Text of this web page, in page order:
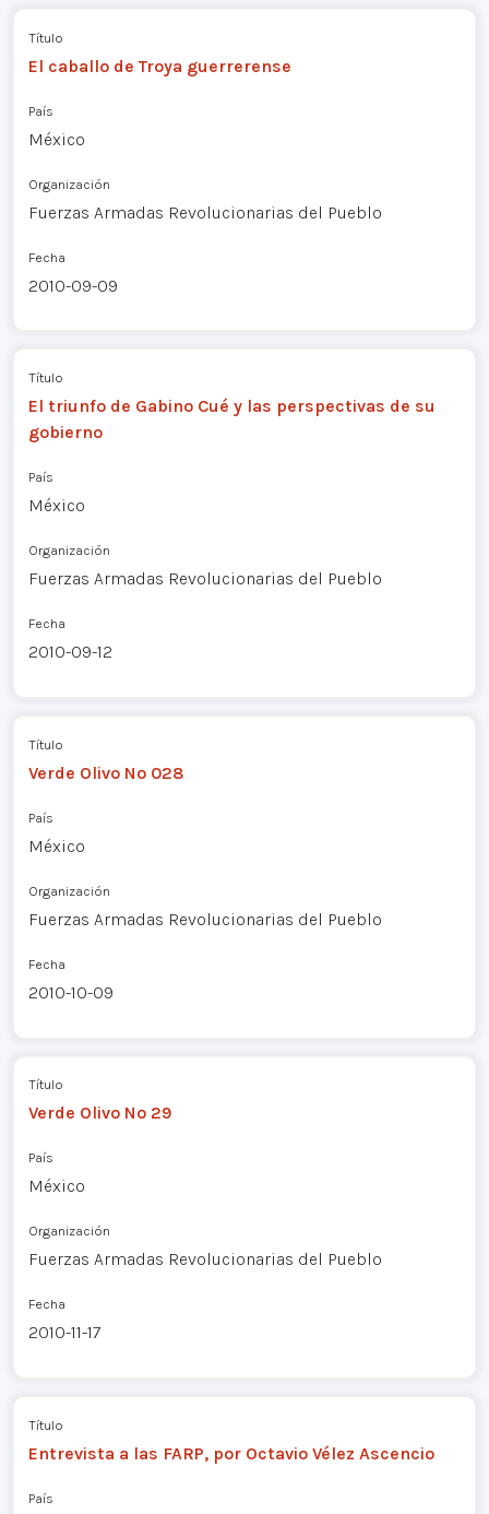
Título
El caballo de Troya guerrerense
País
México
Organización
Fuerzas Armadas Revolucionarias del Pueblo
Fecha
2010-09-09
Título
El triunfo de Gabino Cué y las perspectivas de su
gobierno
País
México
Organización
Fuerzas Armadas Revolucionarias del Pueblo
Fecha
2010-09-12
Título
Verde Olivo Nº 028
País
México
Organización
Fuerzas Armadas Revolucionarias del Pueblo
Fecha
2010-10-09
Título
Verde Olivo Nº 29
País
México
Organización
Fuerzas Armadas Revolucionarias del Pueblo
Fecha
2010-11-17
Título
Entrevista a las FARP, por Octavio Vélez Ascencio
País